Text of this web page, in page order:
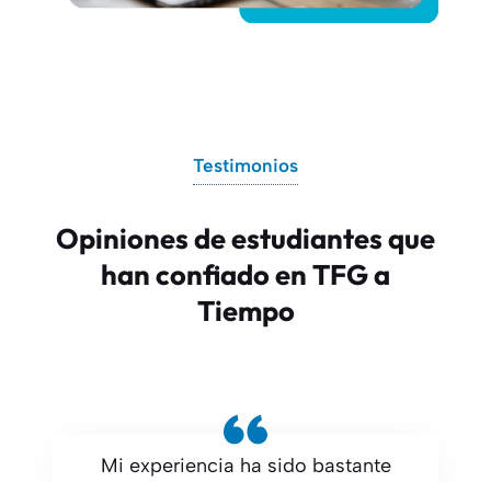
Testimonios
Opiniones de estudiantes que
han confiado en TFG a
Tiempo
Mi experiencia ha sido bastante